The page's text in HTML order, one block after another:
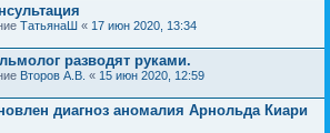
ТатьянаШ « 17 июн 2020, 13:34
разводят руками.
Второв А.В. « 15 июн 2020, 12:59
диагноз аномалия Арнольда Киари